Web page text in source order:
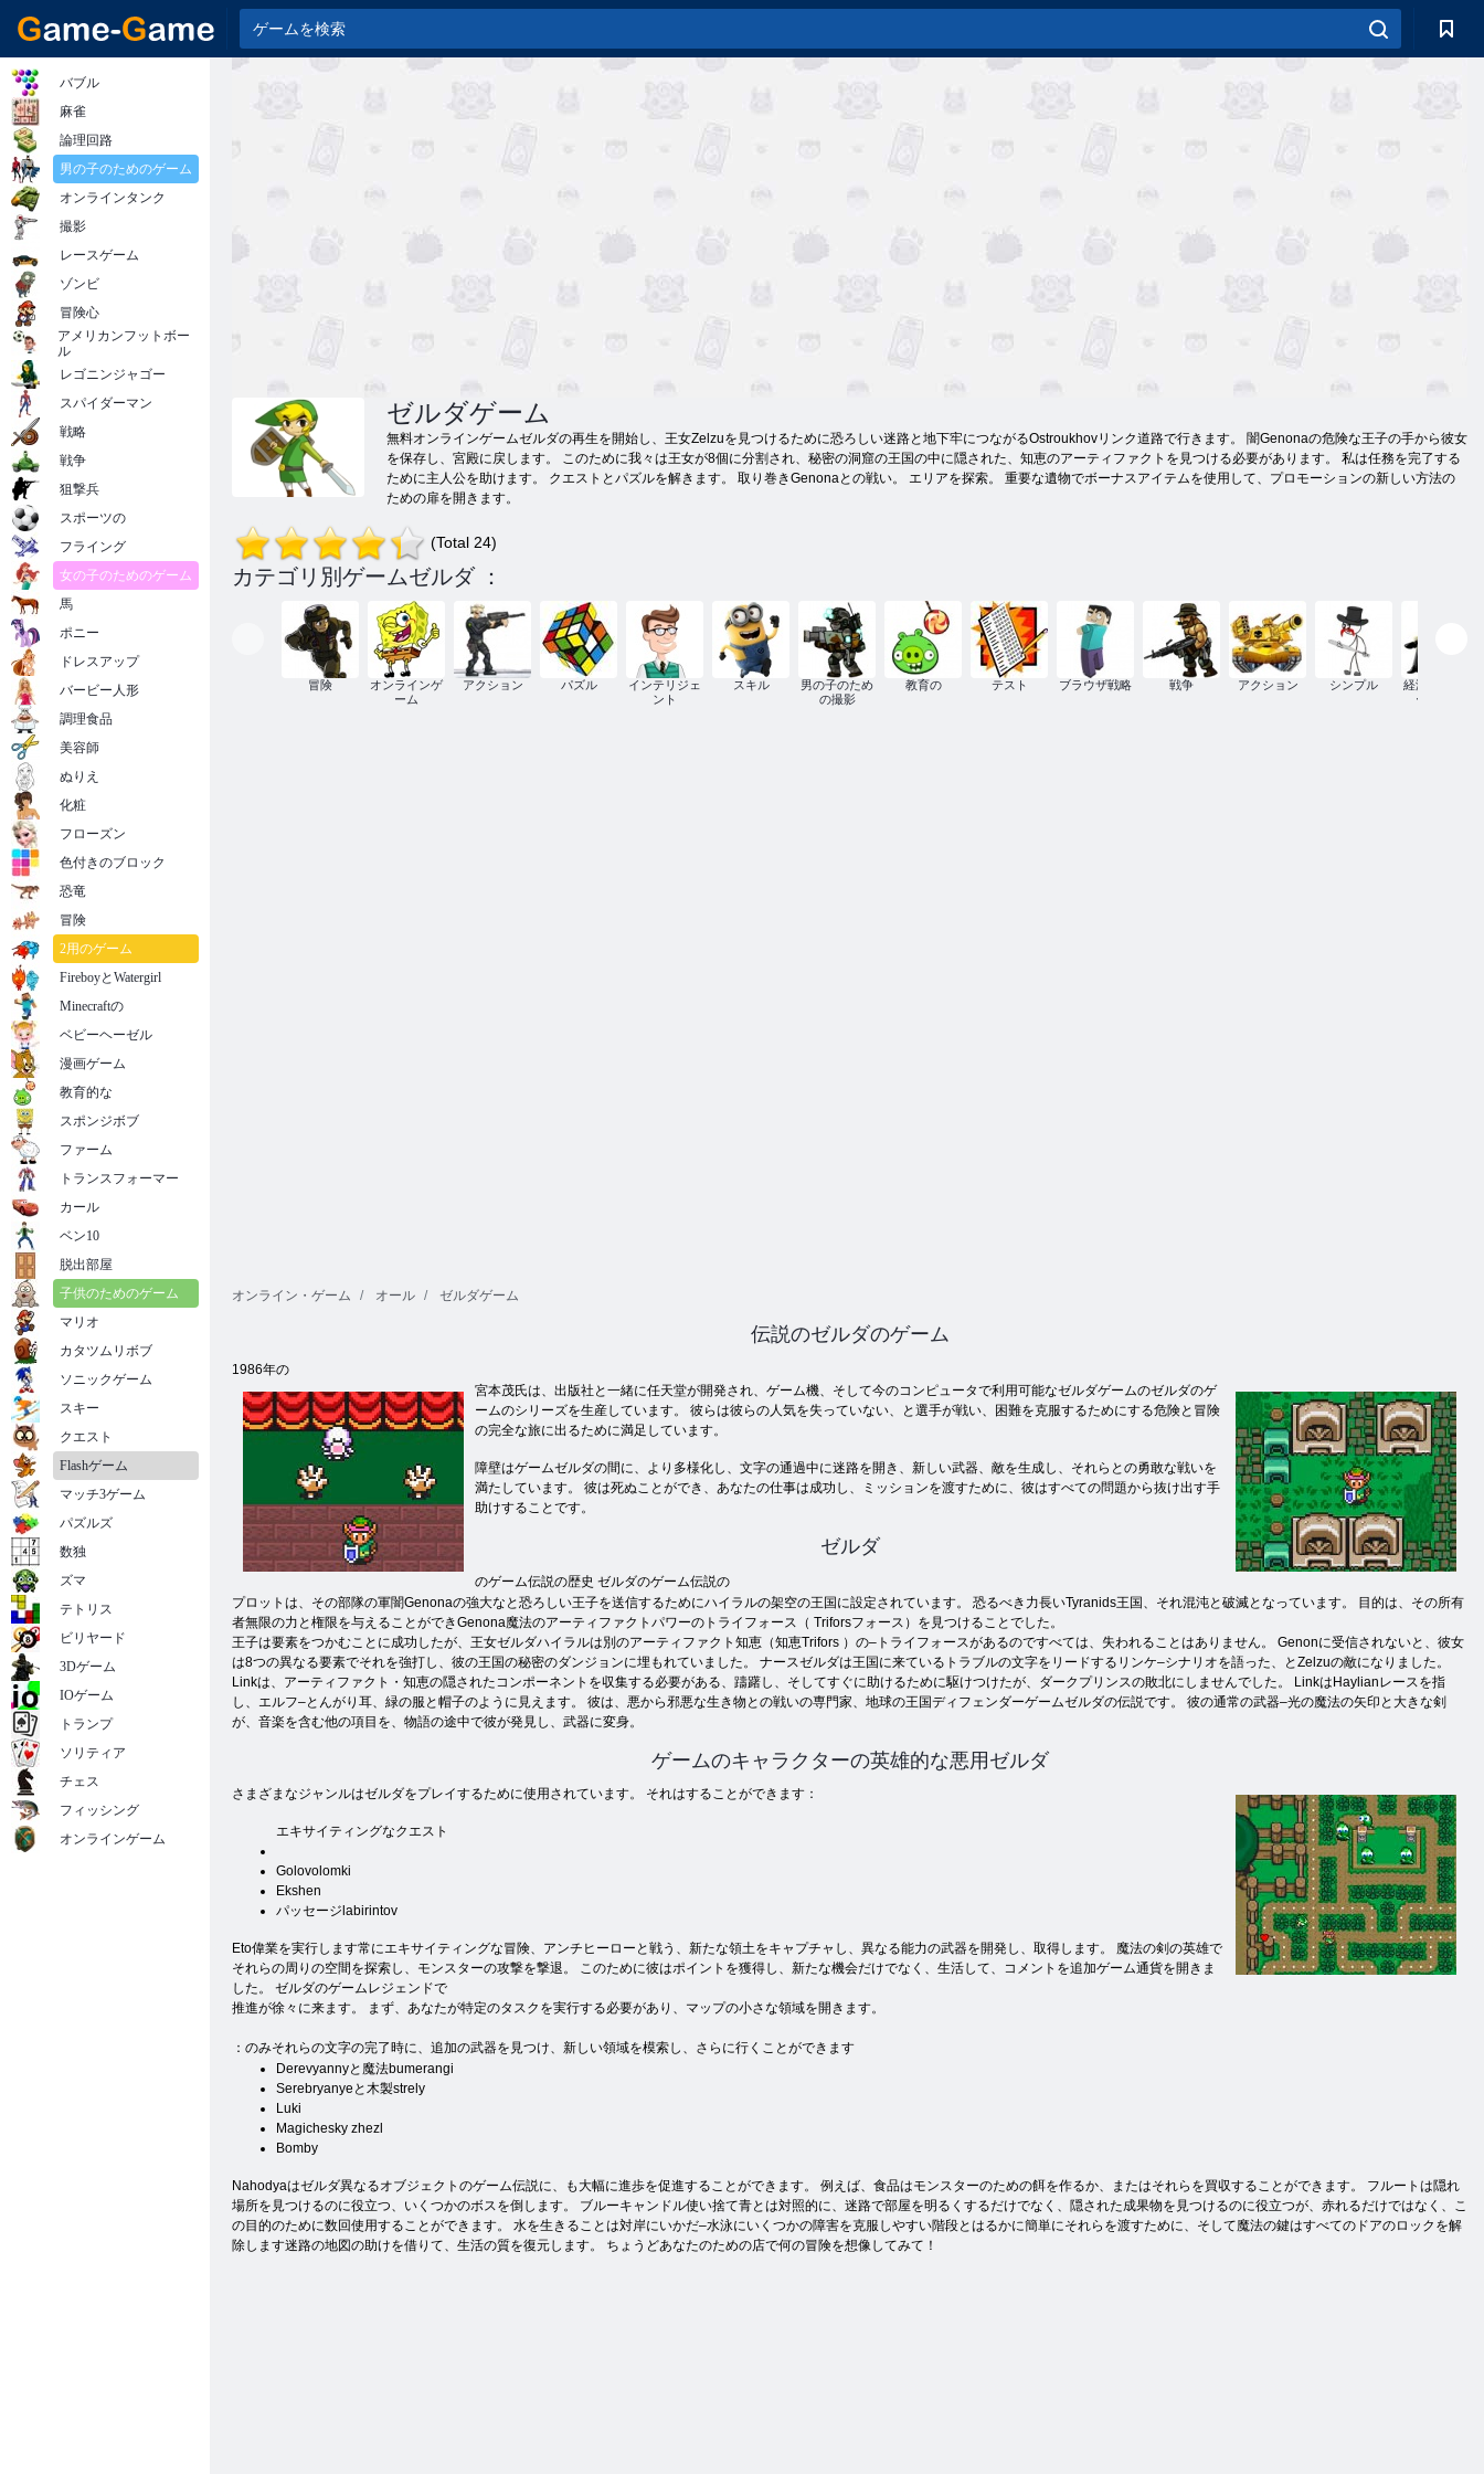
ゼルダゲーム
無料オンラインゲームゼルダの再生を開始し、王女Zelzuを見つけるために恐ろしい迷路と地下牢につながるOstroukhovリンク道路で行きます。 闇Genonaの危険な王子の手から彼女
を保存し、宮殿に戻します。 このために我々は王女が8個に分割され、秘密の洞窟の王国の中に隠された、知恵のアーティファクトを見つける必要があります。 私は任務を完了する
ために主人公を助けます。 クエストとパズルを解きます。 取り巻きGenonaとの戦い。 エリアを探索。 重要な遺物でボーナスアイテムを使用して、プロモーションの新しい方法の
ための扉を開きます。
(Total 24)
カテゴリ別ゲームゼルダ ：
冒険
オンラインゲ
ーム
アクション パズル
インテリジェ
ント
スキル
男の子のため
の撮影
教育の テスト ブラウザ戦略 戦争 アクション シンプル
経済シミュレ
ーション
オンライン・ゲーム オール ゼルダゲーム
伝説のゼルダのゲーム
1986年の
宮本茂氏は、出版社と一緒に任天堂が開発され、ゲーム機、そして今のコンピュータで利用可能なゼルダゲームのゼルダのゲ
ームのシリーズを生産しています。 彼らは彼らの人気を失っていない、と選手が戦い、困難を克服するためにする危険と冒険
の完全な旅に出るために満足しています。
障壁はゲームゼルダの間に、より多様化し、文字の通過中に迷路を開き、新しい武器、敵を生成し、それらとの勇敢な戦いを
満たしています。 彼は死ぬことができ、あなたの仕事は成功し、ミッションを渡すために、彼はすべての問題から抜け出す手
助けすることです。
ゼルダ
のゲーム伝説の歴史 ゼルダのゲーム伝説の
プロットは、その部隊の軍闇Genonaの強大なと恐ろしい王子を送信するためにハイラルの架空の王国に設定されています。 恐るべき力長いTyranids王国、それ混沌と破滅となっています。 目的は、その所有
者無限の力と権限を与えることができGenona魔法のアーティファクトパワーのトライフォース（ Triforsフォース）を見つけることでした。
王子は要素をつかむことに成功したが、王女ゼルダハイラルは別のアーティファクト知恵（知恵Trifors ）の–トライフォースがあるのですべては、失われることはありません。 Genonに受信されないと、彼女
は8つの異なる要素でそれを強打し、彼の王国の秘密のダンジョンに埋もれていました。 ナースゼルダは王国に来ているトラブルの文字をリードするリンケ–シナリオを語った、とZelzuの敵になりました。
Linkは、アーティファクト・知恵の隠されたコンポーネントを収集する必要がある、躊躇し、そしてすぐに助けるために駆けつけたが、ダークプリンスの敗北にしませんでした。 LinkはHaylianレースを指
し、エルフ–とんがり耳、緑の服と帽子のように見えます。 彼は、悪から邪悪な生き物との戦いの専門家、地球の王国ディフェンダーゲームゼルダの伝説です。 彼の通常の武器–光の魔法の矢印と大きな剣
が、音楽を含む他の項目を、物語の途中で彼が発見し、武器に変身。
ゲームのキャラクターの英雄的な悪用ゼルダ
さまざまなジャンルはゼルダをプレイするために使用されています。 それはすることができます：
エキサイティングなクエスト
Golovolomki
Ekshen
パッセージlabirintov
Eto偉業を実行します常にエキサイティングな冒険、アンチヒーローと戦う、新たな領土をキャプチャし、異なる能力の武器を開発し、取得します。 魔法の剣の英雄で
それらの周りの空間を探索し、モンスターの攻撃を撃退。 このために彼はポイントを獲得し、新たな機会だけでなく、生活して、コメントを追加ゲーム通貨を開きま
した。 ゼルダのゲームレジェンドで
推進が徐々に来ます。 まず、あなたが特定のタスクを実行する必要があり、マップの小さな領域を開きます。
：のみそれらの文字の完了時に、追加の武器を見つけ、新しい領域を模索し、さらに行くことができます
Derevyannyと魔法bumerangi
Serebryanyeと木製strely
Luki
Magichesky zhezl
Bomby
Nahodyaはゼルダ異なるオブジェクトのゲーム伝説に、も大幅に進歩を促進することができます。 例えば、食品はモンスターのための餌を作るか、またはそれらを買収することができます。 フルートは隠れ
場所を見つけるのに役立つ、いくつかのボスを倒します。 ブルーキャンドル使い捨て青とは対照的に、迷路で部屋を明るくするだけでなく、隠された成果物を見つけるのに役立つが、赤れるだけではなく、こ
の目的のために数回使用することができます。 水を生きることは対岸にいかだ–水泳にいくつかの障害を克服しやすい階段とはるかに簡単にそれらを渡すために、そして魔法の鍵はすべてのドアのロックを解
除します迷路の地図の助けを借りて、生活の質を復元します。 ちょうどあなたのための店で何の冒険を想像してみて！
バブル
麻雀
論理回路
男の子のためのゲーム
オンラインタンク
撮影
レースゲーム
ゾンビ
冒険心
アメリカンフットボー
ル
レゴニンジャゴー
スパイダーマン
戦略
戦争
狙撃兵
スポーツの
フライング
女の子のためのゲーム
馬
ポニー
ドレスアップ
バービー人形
調理食品
美容師
ぬりえ
化粧
フローズン
色付きのブロック
恐竜
冒険
2用のゲーム
FireboyとWatergirl
Minecraftの
ベビーヘーゼル
漫画ゲーム
教育的な
スポンジボブ
ファーム
トランスフォーマー
カール
ベン10
脱出部屋
子供のためのゲーム
マリオ
カタツムリボブ
ソニックゲーム
スキー
クエスト
Flashゲーム
マッチ3ゲーム
パズルズ
数独
ズマ
テトリス
ビリヤード
3Dゲーム
IOゲーム
トランプ
ソリティア
チェス
フィッシング
オンラインゲーム